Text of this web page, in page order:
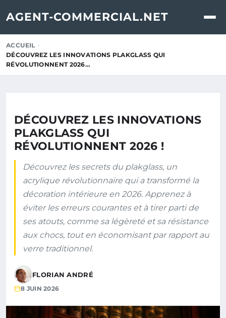
AGENT-COMMERCIAL.NET
ACCUEIL
DÉCOUVREZ LES INNOVATIONS PLAKGLASS QUI
RÉVOLUTIONNENT 2026…
DÉCOUVREZ LES INNOVATIONS
PLAKGLASS QUI
RÉVOLUTIONNENT 2026 !
Découvrez les secrets du plakglass, un
acrylique révolutionnaire qui a transformé la
décoration intérieure en 2026. Apprenez à
éviter les erreurs courantes et à tirer parti de
ses atouts, comme sa légèreté et sa résistance
aux chocs, tout en économisant par rapport au
verre traditionnel.
FLORIAN ANDRÉ
8 JUIN 2026